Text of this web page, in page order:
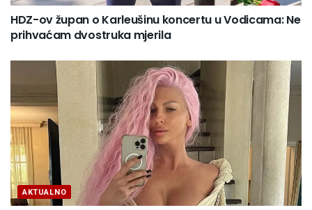
HDZ-ov župan o Karleušinu koncertu u Vodicama: Ne
prihvaćam dvostruka mjerila
AKTUALNO